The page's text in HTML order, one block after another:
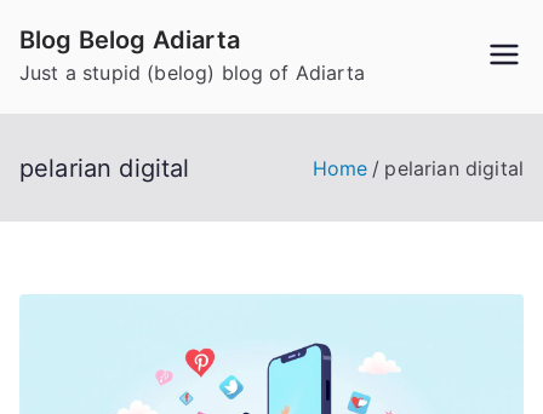
content
Blog Belog Adiarta
Just a stupid (belog) blog of Adiarta
pelarian digital Home pelarian digital